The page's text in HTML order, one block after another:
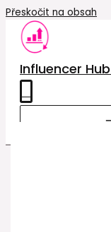
Přeskočit na obsah
Influencer